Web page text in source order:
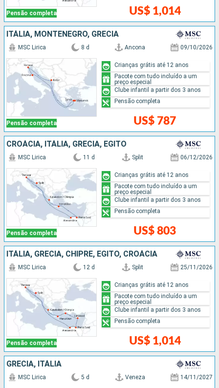
Pensão completa US$ 1,014
ITÁLIA, MONTENEGRO, GRÉCIA
Pensão completa
MSC Lirica 8 d Ancona 09/10/2026
US$ 787
Crianças grátis até 12 anos
Pacote com tudo incluído a um
preço especial
Clube infantil a partir dos 3 anos
Pensão completa
CROÁCIA, ITÁLIA, GRÉCIA, EGITO
Pensão completa
MSC Lirica 11 d Split 06/12/2026
US$ 803
Crianças grátis até 12 anos
Pacote com tudo incluído a um
preço especial
Clube infantil a partir dos 3 anos
Pensão completa
ITÁLIA, GRÉCIA, CHIPRE, EGITO, CROÁCIA
Pensão completa
MSC Lirica 12 d Split 25/11/2026
US$ 1,014
Crianças grátis até 12 anos
Pacote com tudo incluído a um
preço especial
Clube infantil a partir dos 3 anos
Pensão completa
GRÉCIA, ITÁLIA
MSC Lirica 5 d Veneza 14/11/2027